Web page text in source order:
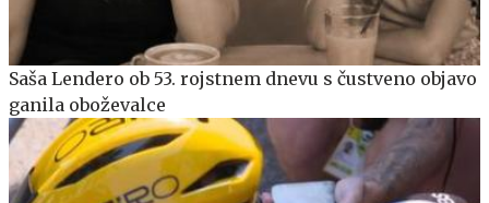
Saša Lendero ob 53. rojstnem dnevu s čustveno objavo
ganila oboževalce